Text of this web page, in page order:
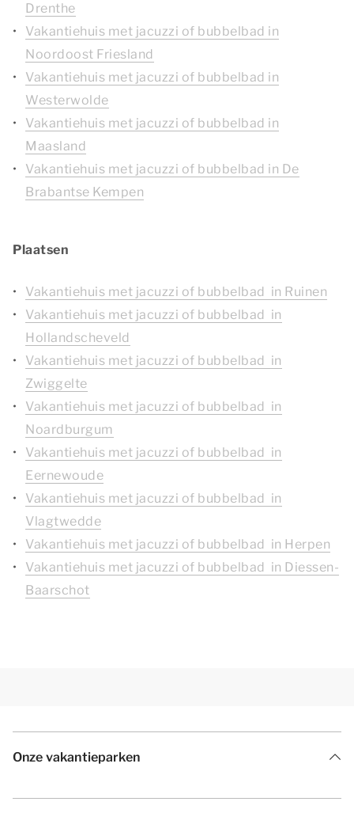
Drenthe
Vakantiehuis met jacuzzi of bubbelbad in
Noordoost Friesland
Vakantiehuis met jacuzzi of bubbelbad in
Westerwolde
Vakantiehuis met jacuzzi of bubbelbad in
Maasland
Vakantiehuis met jacuzzi of bubbelbad in De
Brabantse Kempen
Plaatsen
Vakantiehuis met jacuzzi of bubbelbad in Ruinen
Vakantiehuis met jacuzzi of bubbelbad in
Hollandscheveld
Vakantiehuis met jacuzzi of bubbelbad in
Zwiggelte
Vakantiehuis met jacuzzi of bubbelbad in
Noardburgum
Vakantiehuis met jacuzzi of bubbelbad in
Eernewoude
Vakantiehuis met jacuzzi of bubbelbad in
Vlagtwedde
Vakantiehuis met jacuzzi of bubbelbad in Herpen
Vakantiehuis met jacuzzi of bubbelbad in Diessen-
Baarschot
Onze vakantieparken